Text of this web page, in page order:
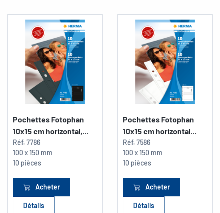
Pochettes Fotophan
10x15 cm horizontal,...
Réf. 7786
100 x 150 mm
10 pièces
Acheter
Détails
Pochettes Fotophan
10x15 cm horizontal...
Réf. 7586
100 x 150 mm
10 pièces
Acheter
Détails